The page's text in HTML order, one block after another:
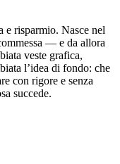
e risparmio. Nasce nel
— e da allora
veste grafica,
l’idea di fondo: che
con rigore e senza
succede.